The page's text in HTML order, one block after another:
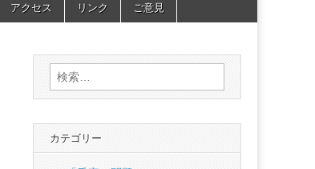
アクセス リンク ご意見
検
索:
カテゴリー